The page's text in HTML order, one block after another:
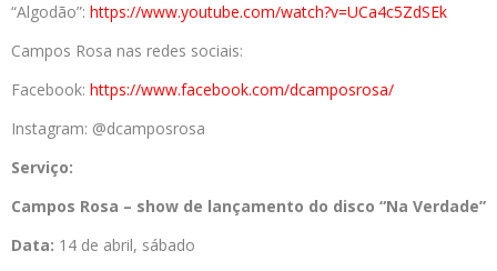
“Algodão”: https://www.youtube.com/watch?v=UCa4c5ZdSEk
Campos Rosa nas redes sociais:
Facebook: https://www.facebook.com/dcamposrosa/
Instagram: @dcamposrosa
Serviço:
Campos Rosa – show de lançamento do disco “Na Verdade”
Data: 14 de abril, sábado